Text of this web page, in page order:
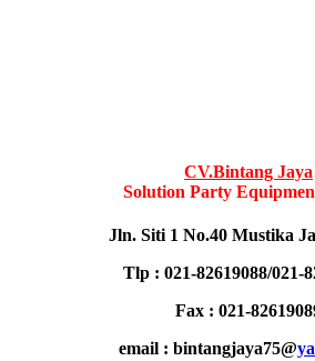
CV.Bintang Jaya
Solution Party
Jln. Siti 1 No.40 Mustika
Tlp : 021-82619088/021-
Fax : 021-
email : bintangjaya75@